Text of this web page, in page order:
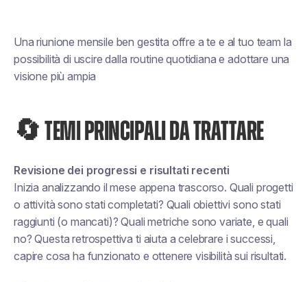
Una riunione mensile ben gestita offre a te e al tuo team la
possibilità di uscire dalla routine quotidiana e adottare una
visione più ampia
🔄 TEMI PRINCIPALI DA TRATTARE
Revisione dei progressi e risultati recenti
Inizia analizzando il mese appena trascorso. Quali progetti
o attività sono stati completati? Quali obiettivi sono stati
raggiunti (o mancati)? Quali metriche sono variate, e quali
no? Questa retrospettiva ti aiuta a celebrare i successi,
capire cosa ha funzionato e ottenere visibilità sui risultati.